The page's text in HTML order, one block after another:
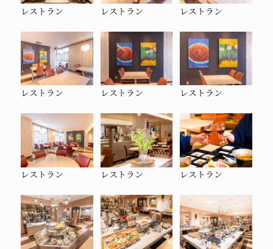
レストラン レストラン レストラン
レストラン レストラン レストラン
レストラン レストラン レストラン